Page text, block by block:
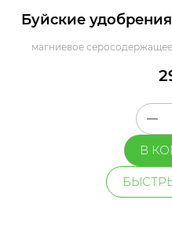
Буйские
магниевое
В